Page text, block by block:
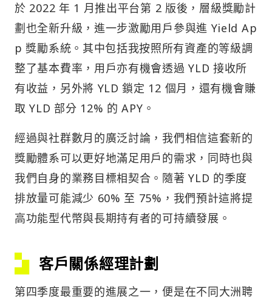
於 2022 年 1 月推出平台第 2 版後，層級獎勵計
劃也全新升級，進一步激勵用戶參與進 Yield Ap
p 獎勵系統。其中包括我按照所有資產的等級調
整了基本費率，用戶亦有機會透過 YLD 接收所
有收益，另外將 YLD 鎖定 12 個月，還有機會賺
取 YLD 部分 12% 的 APY。
經過與社群數月的廣泛討論，我們相信這套新的
獎勵體系可以更好地滿足用戶的需求，同時也與
我們自身的業務目標相契合。隨著 YLD 的季度
排放量可能減少 60% 至 75%，我們預計這將提
高功能型代幣與長期持有者的可持續發展。
客戶關係經理計劃
第四季度最重要的進展之一，便是在不同大洲聘